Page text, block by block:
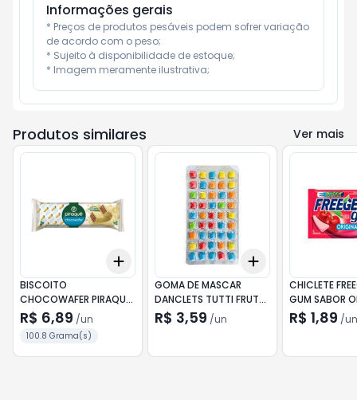
Informações gerais
* Preços de produtos pesáveis podem sofrer variação
de acordo com o peso;
* Sujeito à disponibilidade de estoque;
* Imagem meramente ilustrativa;
Produtos similares Ver mais
+10
Add
BISCOITO
CHOCOWAFER PIRAQUÊ
COBERTURA DE
CHOCOLATE BRANCO
100.8G
R$ 6,89 /un
100.8 Grama(s)
Add
GOMA DE MASCAR
DANCLETS TUTTI FRUTTI
13,5G
R$ 3,59 /un
CHICLETE
GUM SABOR
CHERRY 8G
R$ 1,89 /un